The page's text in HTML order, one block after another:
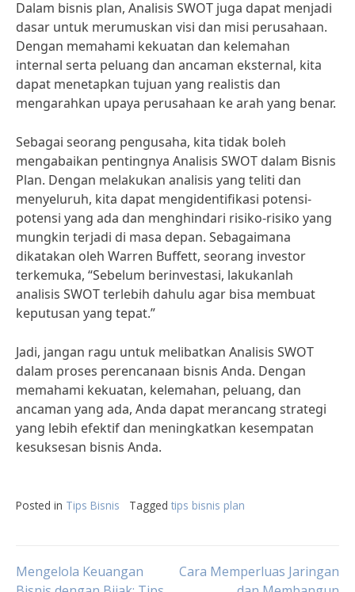
Dalam bisnis plan, Analisis SWOT juga dapat menjadi
dasar untuk merumuskan visi dan misi perusahaan.
Dengan memahami kekuatan dan kelemahan
internal serta peluang dan ancaman eksternal, kita
dapat menetapkan tujuan yang realistis dan
mengarahkan upaya perusahaan ke arah yang benar.
Sebagai seorang pengusaha, kita tidak boleh
mengabaikan pentingnya Analisis SWOT dalam Bisnis
Plan. Dengan melakukan analisis yang teliti dan
menyeluruh, kita dapat mengidentifikasi potensi-
potensi yang ada dan menghindari risiko-risiko yang
mungkin terjadi di masa depan. Sebagaimana
dikatakan oleh Warren Buffett, seorang investor
terkemuka, “Sebelum berinvestasi, lakukanlah
analisis SWOT terlebih dahulu agar bisa membuat
keputusan yang tepat.”
Jadi, jangan ragu untuk melibatkan Analisis SWOT
dalam proses perencanaan bisnis Anda. Dengan
memahami kekuatan, kelemahan, peluang, dan
ancaman yang ada, Anda dapat merancang strategi
yang lebih efektif dan meningkatkan kesempatan
kesuksesan bisnis Anda.
Posted in Tips Bisnis Tagged tips bisnis plan
Post
Mengelola Keuangan
Cara Memperluas Jaringan